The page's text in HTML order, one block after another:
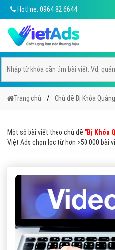
Hotline: 0964 82 6644
Trang chủ Chủ đề Bị Khóa
Một số bài viết theo chủ đề "Bị Khóa
Việt Ads chọn lọc từ hơn >50.000 bài